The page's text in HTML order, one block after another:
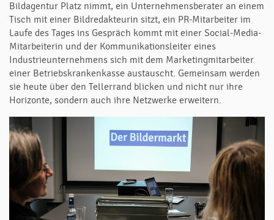
Bildagentur Platz nimmt, ein Unternehmensberater an einem
Tisch mit einer Bildredakteurin sitzt, ein PR-Mitarbeiter im
Laufe des Tages ins Gespräch kommt mit einer Social-Media-
Mitarbeiterin und der Kommunikationsleiter eines
Industrieunternehmens sich mit dem Marketingmitarbeiter
einer Betriebskrankenkasse austauscht. Gemeinsam werden
sie heute über den Tellerrand blicken und nicht nur ihre
Horizonte, sondern auch ihre Netzwerke erweitern.